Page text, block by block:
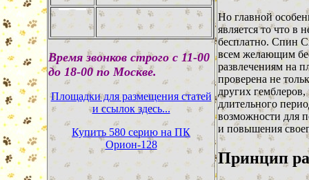
Время звонков строго с 11-00
до 18-00 по Москве.
Площадки для размещения статей
и ссылок здесь...
Купить 580 серию на ПК
Орион-128
Но главной
является то что в
бесплатно. Спин
всем желающим
развлечениям на
проверена не
других
длительного
возможности для
и повышения
Принцип